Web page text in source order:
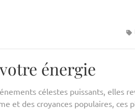
énergie
célestes puissants, elles
et des croyances populaires, ces